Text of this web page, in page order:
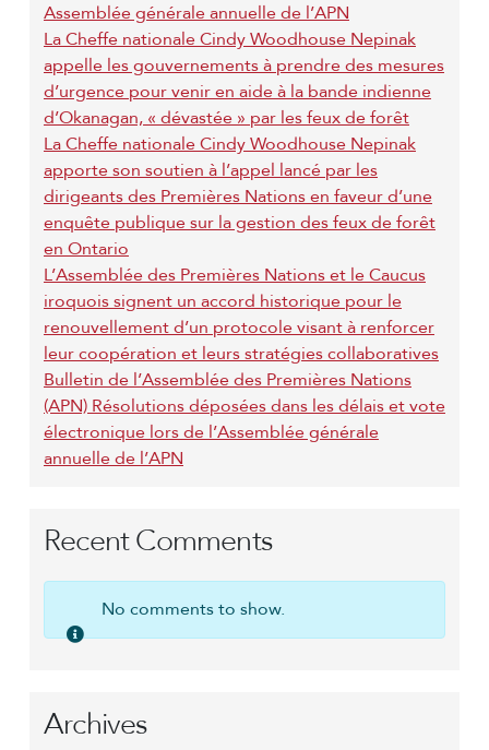
t
P
a
g
e
Assemblée générale annuelle de l’APN
La Cheffe nationale Cindy Woodhouse Nepinak
appelle les gouvernements à prendre des mesures
d’urgence pour venir en aide à la bande indienne
d’Okanagan, « dévastée » par les feux de forêt
La Cheffe nationale Cindy Woodhouse Nepinak
apporte son soutien à l’appel lancé par les
dirigeants des Premières Nations en faveur d’une
enquête publique sur la gestion des feux de forêt
en Ontario
L’Assemblée des Premières Nations et le Caucus
iroquois signent un accord historique pour le
renouvellement d’un protocole visant à renforcer
leur coopération et leurs stratégies collaboratives
Bulletin de l’Assemblée des Premières Nations
(APN) Résolutions déposées dans les délais et vote
électronique lors de l’Assemblée générale
annuelle de l’APN
Recent Comments
No comments to show.
Archives